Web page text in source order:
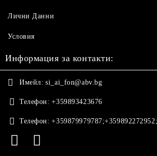
Лични Данни
Условия
Информация за контакти:
Имейл: si_ai_fon@abv.bg
Телефон: +359893423676
Телефон: